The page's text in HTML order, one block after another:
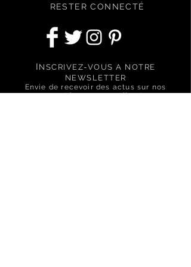
RESTER CONNECTÉ
I NSCRIVEZ-VOUS A NOTRE
NEWSLETTER
Envie de recevoir des actus sur nos
nouveautés, nos conseils et nos